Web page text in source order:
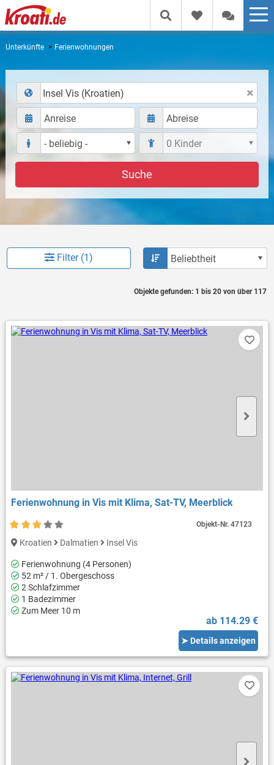
Unterkünfte Ferienwohnungen
Insel Vis (Kroatien)
Suche
Filter (1)
Objekte gefunden: 1 bis 20 von über 117
Ferienwohnung in Vis mit Klima, Sat-TV, Meerblick
Kroatien Dalmatien Insel Vis
Ferienwohnung (4 Personen)
52 m² / 1. Obergeschoss
2 Schlafzimmer
1 Badezimmer
Zum Meer 10 m
ab 114.29 €
➤ Details anzeigen
Objekt-Nr.47123